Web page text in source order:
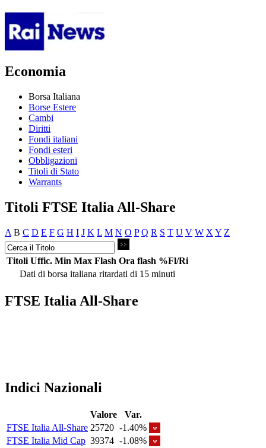
Economia
Borsa Italiana
Borse Estere
Cambi
Diritti
Fondi italiani
Fondi esteri
Obbligazioni
Titoli di Stato
Warrants
Titoli FTSE Italia All-Share
A B C D E F G H I J K L M N O P Q R S T U V W X Y Z
Titoli Uffic. Min Max Flash Ora flash %Fl/Ri
Dati di borsa italiana ritardati di 15 minuti
FTSE Italia All-Share
Indici Nazionali
Valore
Var.
FTSE Italia All-Share 25720 -1.40%
FTSE Italia Mid Cap 39374 -1.08%